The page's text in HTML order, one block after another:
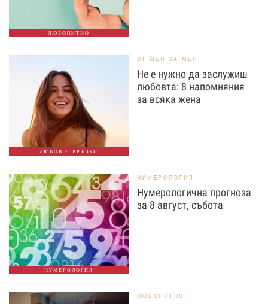
ЛЮБОПИТНО
ЛЮБОВ И ВРЪЗКИ
ОТ МЕН ЗА МЕН
Не е нужно да заслужиш
любовта: 8 напомняния
за всяка жена
НУМЕРОЛОГИЯ
НУМЕРОЛОГИЯ
Нумерологична прогноза
за 8 август, събота
ЛЮБОПИТНО